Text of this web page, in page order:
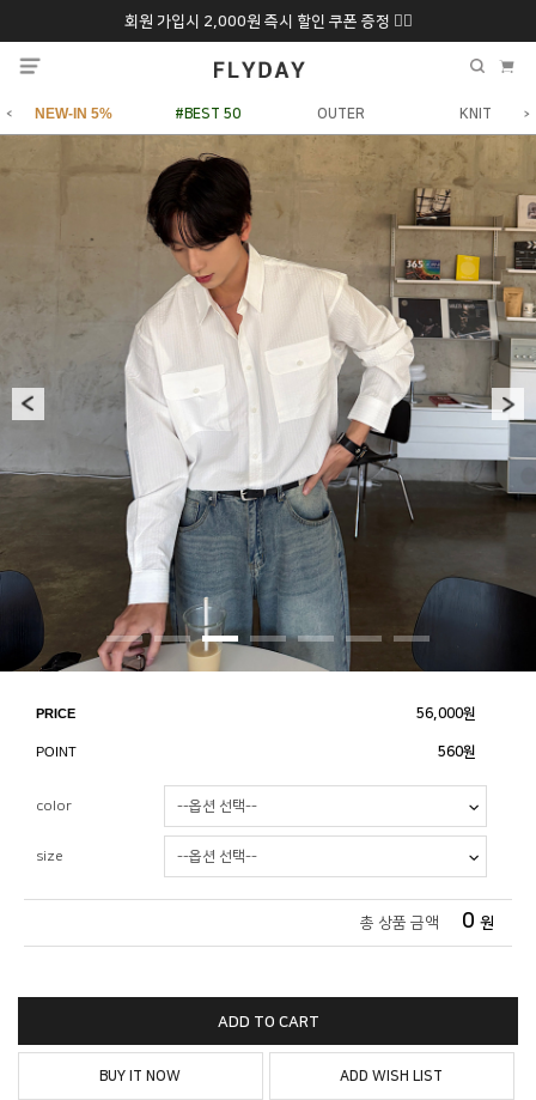
회원 가입시 2,000원 즉시 할인 쿠폰 증정 ❤️‍🔥
추석 특별 할인 10~20% 9/6 화 ~ 9/12월
NEW-IN 5% #BEST 50 OUTER KNIT
PRICE 56,000원
POINT 560원
color
size
총 상품 금액 0 원
ADD TO CART
BUY IT NOW ADD WISH LIST